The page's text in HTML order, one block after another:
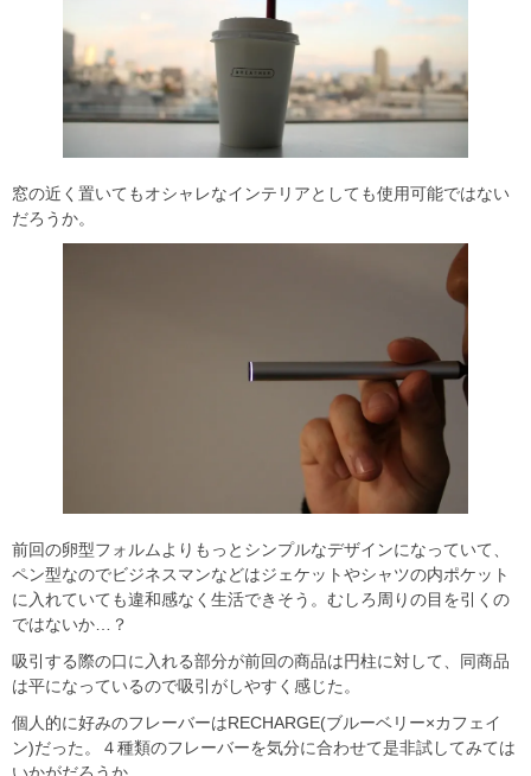
窓の近く置いてもオシャレなインテリアとしても使用可能ではない
だろうか。
前回の卵型フォルムよりもっとシンプルなデザインになっていて、
ペン型なのでビジネスマンなどはジェケットやシャツの内ポケット
に入れていても違和感なく生活できそう。むしろ周りの目を引くの
ではないか…？
吸引する際の口に入れる部分が前回の商品は円柱に対して、同商品
は平になっているので吸引がしやすく感じた。
個人的に好みのフレーバーはRECHARGE(ブルーベリー×カフェイ
ン)だった。４種類のフレーバーを気分に合わせて是非試してみては
いかがだろうか。